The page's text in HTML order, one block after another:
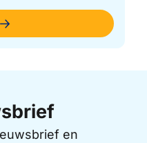
en